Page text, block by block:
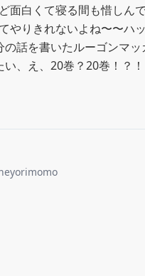
面白くて寝る間も惜しん
やりきれないよね〜〜ハ
話を書いたルーゴンマ
、え、20巻？20巻！？